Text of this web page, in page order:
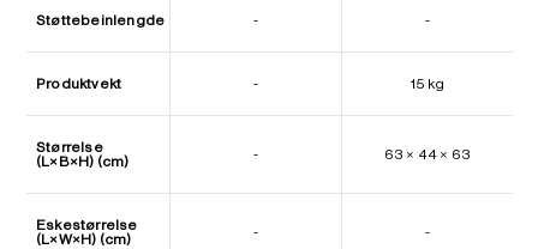
Støttebeinlengde - -
Produktvekt - 15 kg
Størrelse
(L×B×H) (cm)
- 63 × 44 × 63
Eskestørrelse
(L×W×H) (cm)
- -